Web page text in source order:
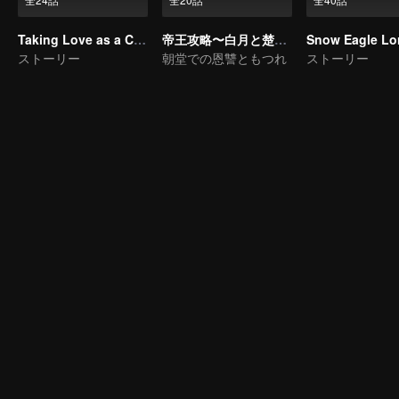
Taking Love as a Contract
ストーリー
帝王攻略〜白月と楚淵、戦う帝王〜
朝堂での恩讐ともつれ
Snow Eagle
ストーリー